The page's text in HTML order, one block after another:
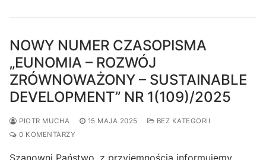
NOWY NUMER CZASOPISMA
„EUNOMIA – ROZWÓJ
ZRÓWNOWAŻONY – SUSTAINABLE
DEVELOPMENT” NR 1(109)/2025
PIOTR MUCHA 15 MAJA 2025
BEZ KATEGORII
0 KOMENTARZY
Szanowni Państwo, z przyjemnością informujemy,